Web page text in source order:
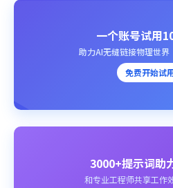
一个账号试用
助力AI无缝链接物理世
免费开始试
3000+提示词助
和专业工程师共享工作